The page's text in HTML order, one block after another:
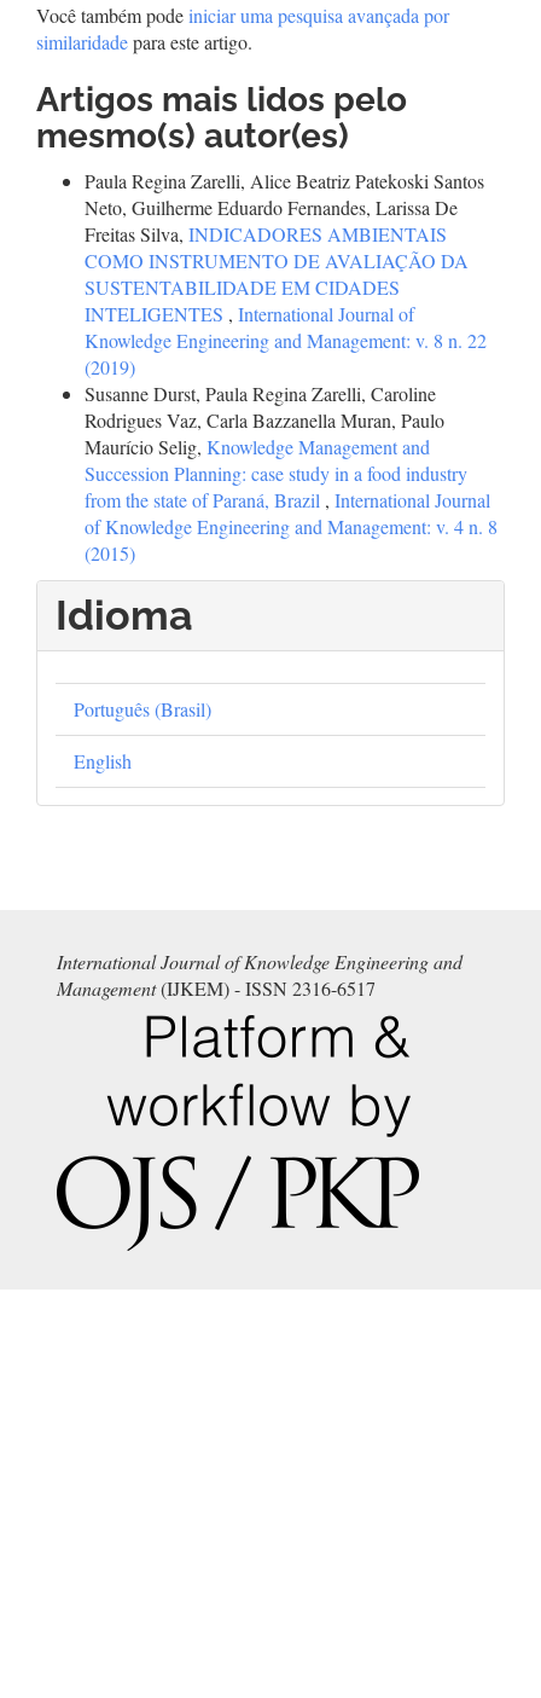
Você também podeiniciar uma pesquisa avançada por
similaridadepara este artigo.
Artigos mais lidos pelo
mesmo(s) autor(es)
Paula Regina Zarelli, Alice Beatriz Patekoski Santos
Neto, Guilherme Eduardo Fernandes, Larissa De
Freitas Silva, INDICADORES AMBIENTAIS
COMO INSTRUMENTO DE AVALIAÇÃO DA
SUSTENTABILIDADE EM CIDADES
INTELIGENTES , International Journal of
Knowledge Engineering and Management: v. 8 n. 22
(2019)
Susanne Durst, Paula Regina Zarelli, Caroline
Rodrigues Vaz, Carla Bazzanella Muran, Paulo
Maurício Selig, Knowledge Management and
Succession Planning: case study in a food industry
from the state of Paraná, Brazil , International Journal
of Knowledge Engineering and Management: v. 4 n. 8
(2015)
Idioma
Português (Brasil)
English
International Journal of Knowledge Engineering and
Management(IJKEM) - ISSN 2316-6517